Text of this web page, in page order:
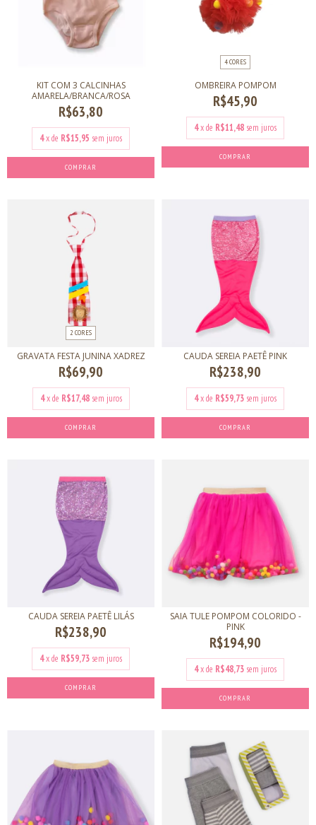
KIT COM 3 CALCINHAS
AMARELA/BRANCA/ROSA
R$63,80
4x de R$15,95 sem juros
COMPRAR
4 CORES
OMBREIRA POMPOM
R$45,90
4x de R$11,48 sem juros
COMPRAR
2 CORES
GRAVATA FESTA JUNINA XADREZ
R$69,90
4 x de R$17,48 sem juros
COMPRAR
CAUDA SEREIA PAETÊ PINK
R$238,90
4x de R$59,73 sem juros
COMPRAR
CAUDA SEREIA PAETÊ LILÁS
R$238,90
4x de R$59,73 sem juros
COMPRAR
SAIA TULE POMPOM COLORIDO -
PINK
R$194,90
4x de R$48,73 sem juros
COMPRAR